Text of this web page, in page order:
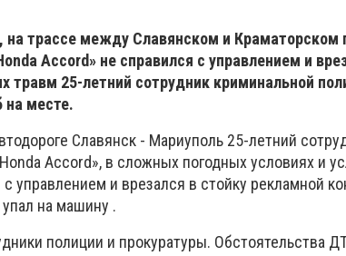
на трассе между Славянском и
Accord» не справился с управлением и
травм 25-летний сотрудник криминальной
на месте.
Славянск - Мариуполь 25-летний
Accord», в сложных погодных условиях и
управлением и врезался в стойку рекламной
на машину .
полиции и прокуратуры. Обстоятельства